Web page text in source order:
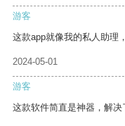
游客
这款app就像我的私人助理
2024-05-01
游客
这款软件简直是神器，解决